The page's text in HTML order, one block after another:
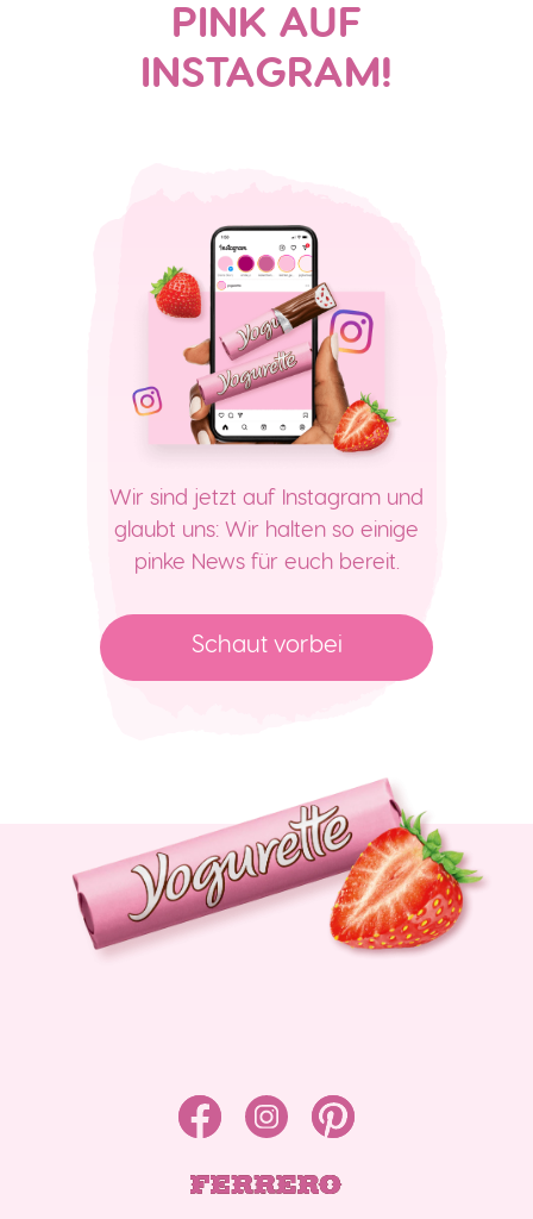
PINK AUF
INSTAGRAM!
Wir sind jetzt auf Instagram und
glaubt uns: Wir halten so einige
pinke News für euch bereit.
Schaut vorbei